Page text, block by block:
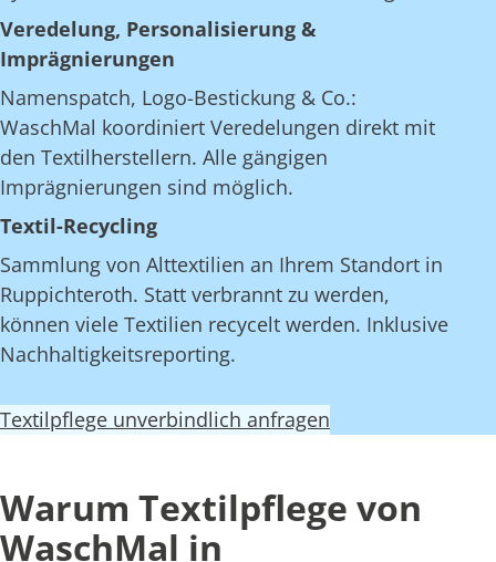
Veredelung, Personalisierung &
Imprägnierungen
Namenspatch, Logo-Bestickung & Co.:
WaschMal koordiniert Veredelungen direkt mit
den Textilherstellern. Alle gängigen
Imprägnierungen sind möglich.
Textil-Recycling
Sammlung von Alttextilien an Ihrem Standort in
Ruppichteroth. Statt verbrannt zu werden,
können viele Textilien recycelt werden. Inklusive
Nachhaltigkeitsreporting.
Textilpflege unverbindlich anfragen
Warum Textilpflege von
WaschMal in